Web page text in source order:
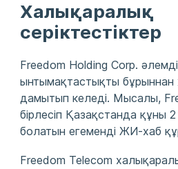
Халықаралық
серіктестіктер
Freedom Holding Corp.
ынтымақтастықты бұрыннан
дамытып келеді. Мысалы,
бірлесіп Қазақстанда құны
болатын егеменді ЖИ-хаб
Freedom Telecom